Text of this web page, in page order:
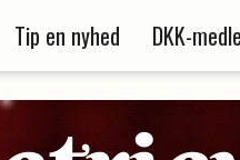
Tip en nyhed DKK-